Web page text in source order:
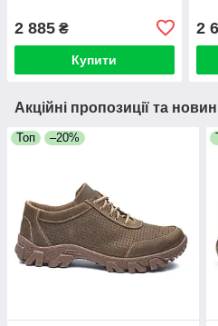
2 885 ₴
Купити
2
Акційні пропозиції та
Топ –20%